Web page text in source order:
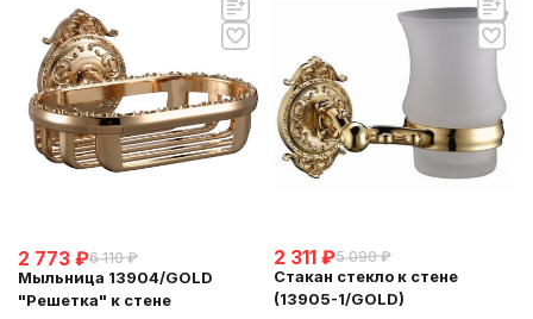
2 773 ₽6 110 ₽
Мыльница 13904/GOLD
"Решетка" к стене
2 311 ₽5 090 ₽
Стакан стекло к стене
(13905-1/GOLD)